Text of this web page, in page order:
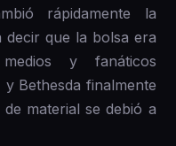
rápidamente la
que la bolsa era
y fanáticos
Bethesda finalmente
material se debió a